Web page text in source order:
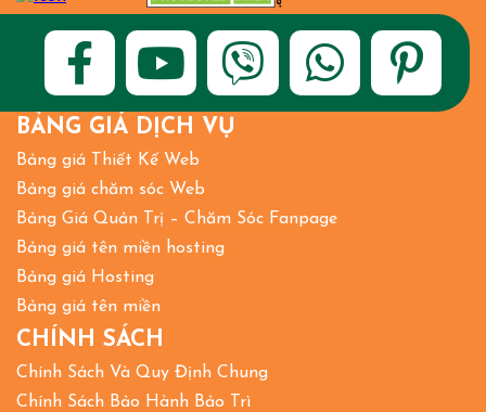
BẢNG GIÁ DỊCH VỤ
Bảng giá Thiết Kế Web
Bảng giá chăm sóc Web
Bảng Giá Quản Trị – Chăm Sóc Fanpage
Bảng giá tên miền hosting
Bảng giá Hosting
Bảng giá tên miền
CHÍNH SÁCH
Chính Sách Và Quy Định Chung
Chính Sách Bảo Hành Bảo Trì